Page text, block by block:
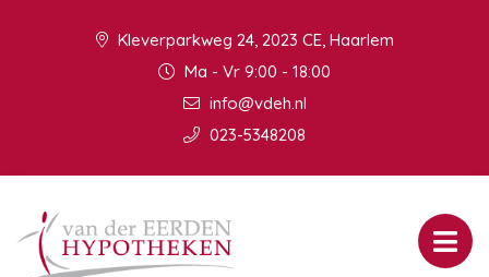
Kleverparkweg 24, 2023 CE, Haarlem
Ma - Vr 9:00 - 18:00
info@vdeh.nl
023-5348208